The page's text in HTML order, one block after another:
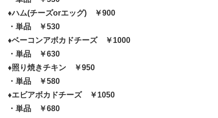
♦ハム(チーズorエッグ) ￥900
・単品 ￥530
♦ベーコンアボカドチーズ ￥1000
・単品 ￥630
♦照り焼きチキン ￥950
・単品 ￥580
♦エビアボカドチーズ ￥1050
・単品 ￥680